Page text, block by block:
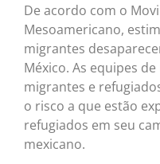
De acordo com o
Mesoamericano,
migrantes
México. As equipes
migrantes e
o risco a que estão
refugiados em seu
mexicano.